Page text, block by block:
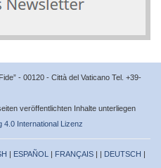
- 00120 - Città del Vaticano Tel. +39-
veröffentlichten Inhalte unterliegen
4.0 International Lizenz
| ESPAÑOL | FRANÇAIS | | DEUTSCH |